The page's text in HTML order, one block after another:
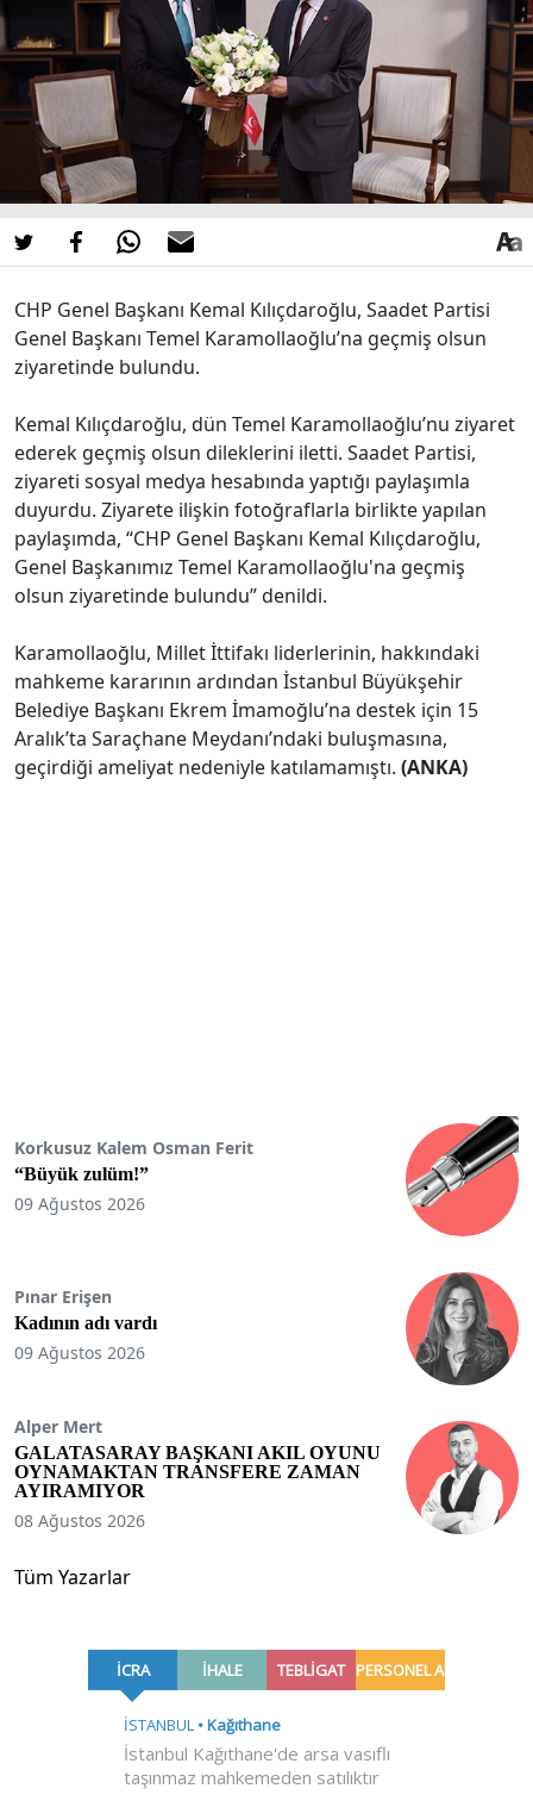
CHP Genel Başkanı Kemal Kılıçdaroğlu, Saadet Partisi
Genel Başkanı Temel Karamollaoğlu’na geçmiş olsun
ziyaretinde bulundu.
Kemal Kılıçdaroğlu, dün Temel Karamollaoğlu’nu ziyaret
ederek geçmiş olsun dileklerini iletti. Saadet Partisi,
ziyareti sosyal medya hesabında yaptığı paylaşımla
duyurdu. Ziyarete ilişkin fotoğraflarla birlikte yapılan
paylaşımda, “CHP Genel Başkanı Kemal Kılıçdaroğlu,
Genel Başkanımız Temel Karamollaoğlu'na geçmiş
olsun ziyaretinde bulundu” denildi.
Karamollaoğlu, Millet İttifakı liderlerinin, hakkındaki
mahkeme kararının ardından İstanbul Büyükşehir
Belediye Başkanı Ekrem İmamoğlu’na destek için 15
Aralık’ta Saraçhane Meydanı’ndaki buluşmasına,
geçirdiği ameliyat nedeniyle katılamamıştı. (ANKA)
Korkusuz Kalem Osman Ferit
“Büyük zulüm!”
09 Ağustos 2026
Pınar Erişen
Kadının adı vardı
09 Ağustos 2026
Alper Mert
GALATASARAY BAŞKANI AKIL OYUNU
OYNAMAKTAN TRANSFERE ZAMAN
AYIRAMIYOR
08 Ağustos 2026
Tüm Yazarlar